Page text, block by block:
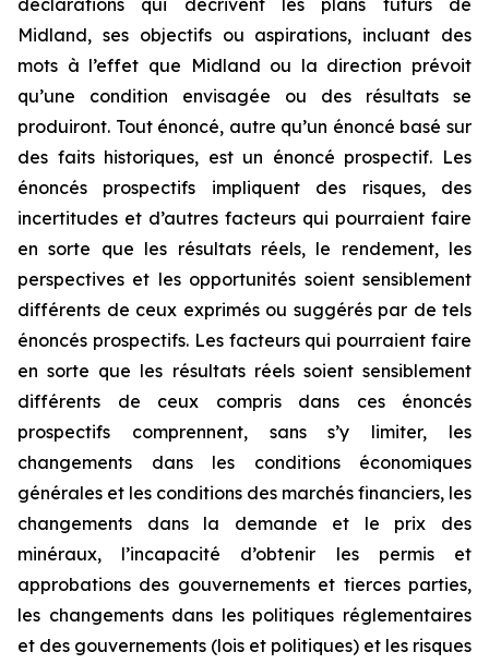
déclarations qui décrivent les plans futurs de
Midland, ses objectifs ou aspirations, incluant des
mots à l’effet que Midland ou la direction prévoit
qu’une condition envisagée ou des résultats se
produiront. Tout énoncé, autre qu’un énoncé basé sur
des faits historiques, est un énoncé prospectif. Les
énoncés prospectifs impliquent des risques, des
incertitudes et d’autres facteurs qui pourraient faire
en sorte que les résultats réels, le rendement, les
perspectives et les opportunités soient sensiblement
différents de ceux exprimés ou suggérés par de tels
énoncés prospectifs. Les facteurs qui pourraient faire
en sorte que les résultats réels soient sensiblement
différents de ceux compris dans ces énoncés
prospectifs comprennent, sans s’y limiter, les
changements dans les conditions économiques
générales et les conditions des marchés financiers, les
changements dans la demande et le prix des
minéraux, l’incapacité d’obtenir les permis et
approbations des gouvernements et tierces parties,
les changements dans les politiques réglementaires
et des gouvernements (lois et politiques) et les risques